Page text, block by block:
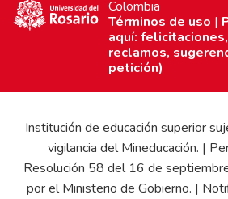
Colombia
Términos de uso |
aquí:
reclamos,
petición)
Institución de educación superior
vigilancia del Mineducación. |
Resolución 58 del 16 de
por el Ministerio de Gobierno. |